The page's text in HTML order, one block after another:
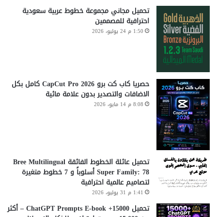
تحميل مجاني مجموعة خطوط عربية سعودية
احترافية للمصممين
1:50 م 24 يوليو، 2026
حصريا كاب كت برو CapCut Pro 2026 كامل بكل
الاضافات والتصدير بدون علامة مائية
8:08 م 14 مايو، 2026
تحميل عائلة الخطوط الفائقة Bree Multilingual
Super Family: 78 أسلوباً و 7 خطوط متغيرة
لتصاميم عالمية احترافية
1:41 م 31 يوليو، 2026
تحميل 15000+ ChatGPT Prompts E-book – أكثر